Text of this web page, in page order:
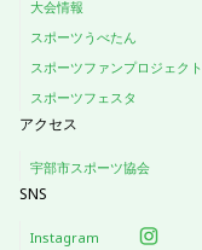
大会情報
スポーツうべたん
スポーツファンプロジェクト
スポーツフェスタ
アクセス
宇部市スポーツ協会
SNS
Instagram